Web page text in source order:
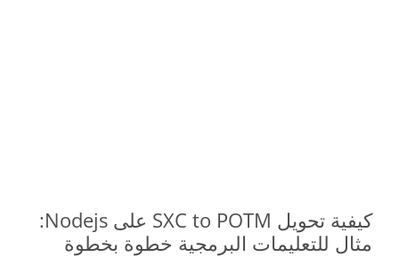
كيفية تحويل SXC to POTM على Nodejs:
مثال للتعليمات البرمجية خطوة بخطوة